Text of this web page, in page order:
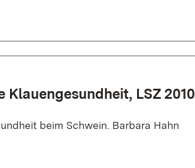
LSZ 2010
beim Schwein. Barbara Hahn